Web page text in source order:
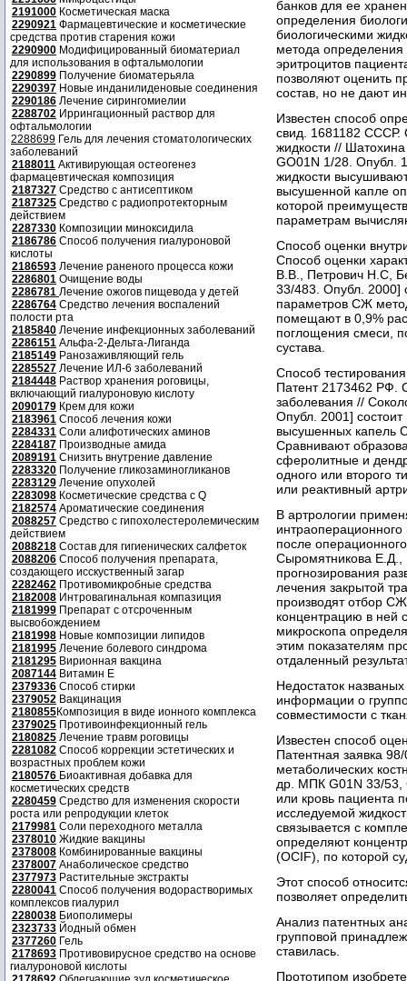
2191000 Косметическая маска
2290921 Фармацевтические и косметические
средства против старения кожи
2290900 Модифицированный биоматериал
для использования в офтальмологии
2290899 Получение биоматерьяла
2290397 Новые инданилиденовые соединения
2290186 Лечение сирингомиелии
2288702 Иррингационный раствор для
офтальмологии
2288699 Гель для лечения стоматологических
заболеваний
2188011 Активирующая остеогенез
фармацевтическая композиция
2187327 Средство с антисептиком
2187325 Средство с радиопротекторным
действием
2287330 Композиции миноксидила
2186786 Способ получения гиалуроновой
кислоты
2186593 Лечение раненого процесса кожи
2286801 Очищение воды
2286781 Лечение ожогов пищевода у детей
2286764 Средство лечения воспалений
полости рта
2185840 Лечение инфекционных заболеваний
2286151 Альфа-2-Дельта-Лиганда
2185149 Ранозаживляющий гель
2285527 Лечение ИЛ-6 заболеваний
2184448 Раствор хранения роговицы,
включающий гиалуроновую кислоту
2090179 Крем для кожи
2183961 Способ лечения кожи
2284331 Соли алифотических аминов
2284187 Производные амида
2089191 Снизить внутрение давление
2283320 Получение гликозаминогликанов
2283129 Лечение опухолей
2283098 Косметические средства с Q
2182574 Ароматические соединения
2088257 Средство с гипохолестеролемическим
действием
2088218 Состав для гигиенических салфеток
2088206 Способ получения препарата,
создающего исскуственный загар
2282462 Противомикробные средства
2182008 Интровагинальная компазиция
2181999 Препарат с отсроченным
высвобождением
2181998 Новые композиции липидов
2181995 Лечение болевого синдрома
2181295 Вирионная вакцина
2087144 Витамин Е
2379336 Способ стирки
2379052 Вакцинация
2180855Композиция в виде ионного комплекса
2379025 Противоинфекционный гель
2180825 Лечение травм роговицы
2281082 Способ коррекции эстетических и
возрастных проблем кожи
2180576 Биоактивная добавка для
косметических средств
2280459 Средство для изменения скорости
роста или репродукции клеток
2179981 Соли переходного металла
2378010 Жидкие вакцины
2378008 Комбинированные вакцины
2378007 Анаболическое средство
2377973 Растительные экстракты
2280041 Способ получения водорастворимых
комплексов гиалурил
2280038 Биополимеры
2323733 Йодный обмен
2377260 Гель
2178693 Противовирусное средство на основе
гиалуроновой кислоты
банков для ее
определения
биологическими
метода
эритроцитов
позволяют оценить
состав, но не дают
Известен способ
свид. 1681182 СССР.
жидкости //
GO01N 1/28. Опубл.
жидкости
высушенной капле
которой
параметрам
Способ оценки
Способ оценки
В.В., Петрович Н.С,
33/483. Опубл. 2000]
параметров СЖ
помещают в 0,9%
поглощения смеси,
сустава.
Способ
Патент 2173462 РФ.
заболевания //
Опубл. 2001]
высушенных капель
Сравнивают
сферолитные и
одного или второго
или реактивный
В артрологии
интраоперационного
после
Сыромятникова
прогнозирования
лечения закрытой
производят отбор
концентрацию в ней
микроскопа
этим показателям
отдаленный
Недостаток
информации о
совместимости с
Известен способ
Патентная заявка
метаболических
др. МПК G01N 33/53,
или кровь пациента
исследуемой
связывается с
определяют
(OCIF), по которой
Этот способ
позволяет
Анализ патентных
групповой
ставилась.
Прототипом